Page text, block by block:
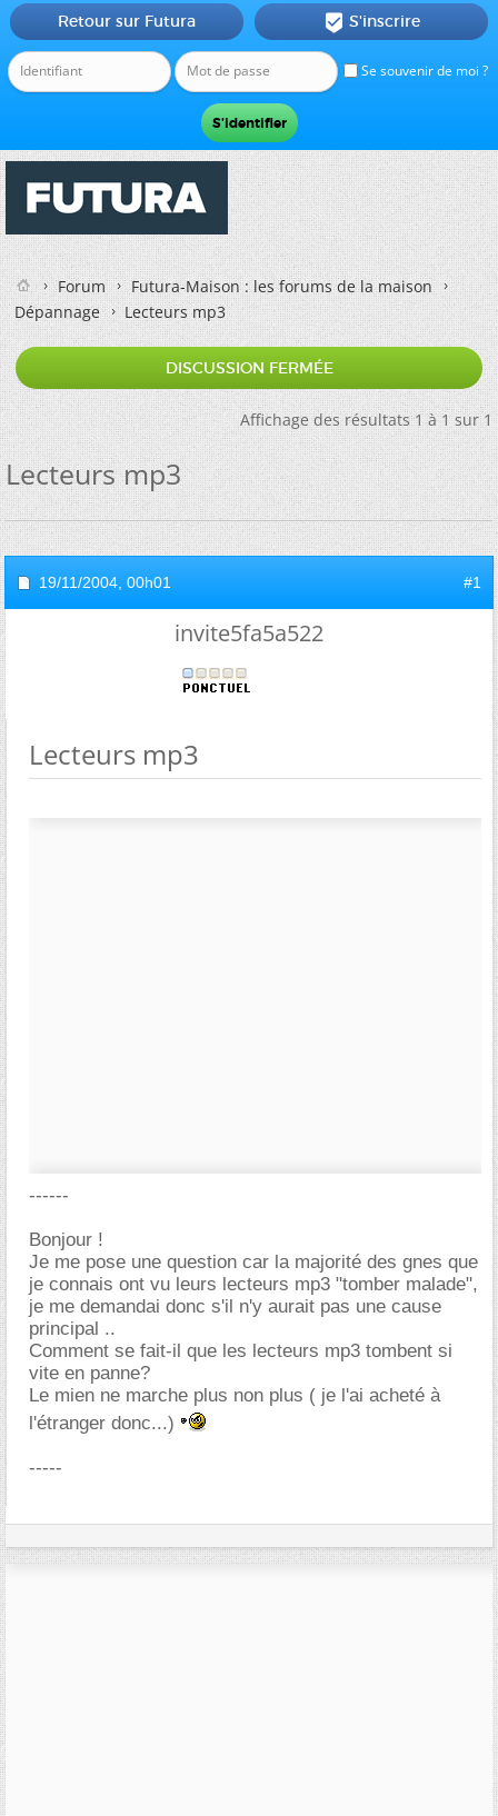
Se souvenir de moi ?
Retour sur Futura  S'inscrire
Forum
Futura-Maison : les forums de la maison
Dépannage
Lecteurs mp3
DISCUSSION FERMÉE
Affichage des résultats 1 à 1 sur 1
Lecteurs mp3
19/11/2004, 00h01 #1
invite5fa5a522
Lecteurs mp3
------
Bonjour !
Je me pose une question car la majorité des gnes que
je connais ont vu leurs lecteurs mp3 "tomber malade",
je me demandai donc s'il n'y aurait pas une cause
principal ..
Comment se fait-il que les lecteurs mp3 tombent si
vite en panne?
Le mien ne marche plus non plus ( je l'ai acheté à
l'étranger donc...)
-----